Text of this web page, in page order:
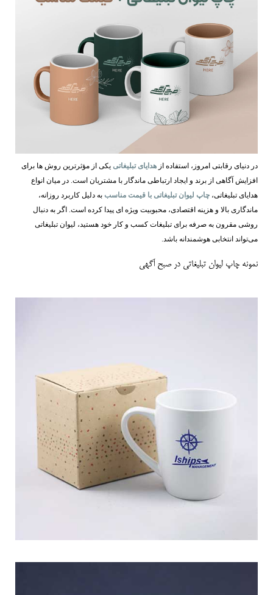
در دنیای رقابتی امروز، استفاده از هدایای تبلیغاتییکی از مؤثرترین روش‌ ها برای
افزایش آگاهی از برند و ایجاد ارتباطی ماندگار با مشتریان است. در میان انواع
هدایای تبلیغاتی،چاپ لیوان تبلیغاتی با قیمت مناسببه دلیل کاربرد روزانه،
ماندگاری بالا و هزینه اقتصادی، محبوبیت ویژه ‌ای پیدا کرده است. اگر به دنبال
روشی مقرون ‌به ‌صرفه برای تبلیغات کسب ‌و کار خود هستید، لیوان تبلیغاتی
می‌تواند انتخابی هوشمندانه باشد.
نمونه چاپ لیوان تبلیغاتی در صبح آگهی